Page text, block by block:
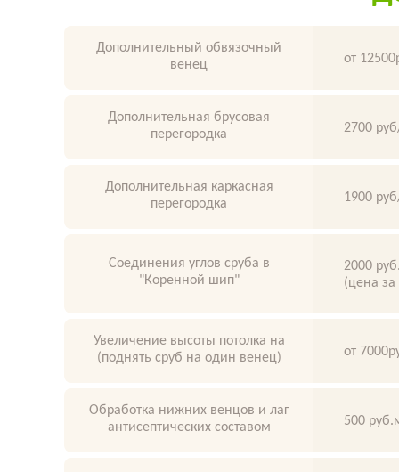
Дополнительный обвязочный
венец
от
Дополнительная брусовая
перегородка
2700
Дополнительная каркасная
перегородка
1900
Соединения углов сруба в
"Коренной шип"
2000
(цена
Увеличение высоты потолка на
(поднять сруб на один венец)
от
Обработка нижних венцов и лаг
антисептических составом
500